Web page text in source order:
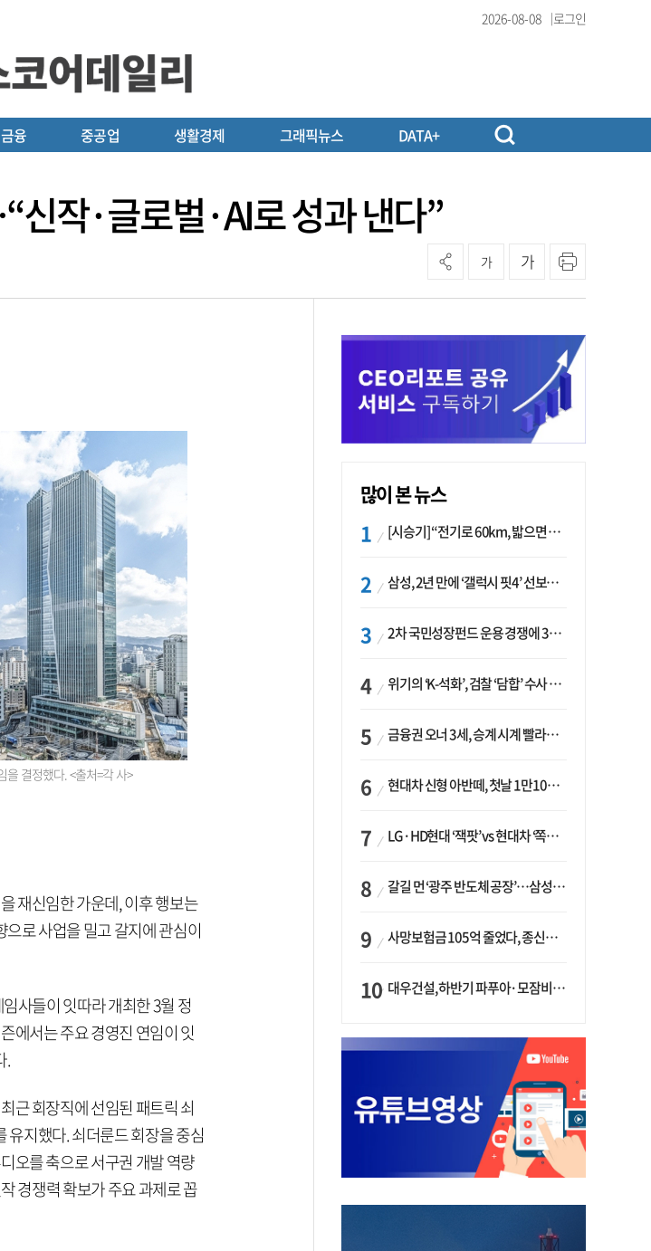
2026-08-08 로그인
금융 중공업 생활경제 그래픽뉴스 DATA+
작·글로벌·AI로 성과 낸다”
가 가
결정했다. <출처=각 사>
재신임한 가운데, 이후 행보는
으로 사업을 밀고 갈지에 관심이
사들이 잇따라 개최한 3월 정
에서는 주요 경영진 연임이 잇
.
근 회장직에 선임된 패트릭 쇠
유지했다. 쇠더룬드 회장을 중심
오를 축으로 서구권 개발 역량
경쟁력 확보가 주요 과제로 꼽
많이 본 뉴스
[시승기] “전기로 60km, 밟으면 462마력”…볼보 XC60 T8의 두 얼굴
삼성, 2년 만에 ‘갤럭시 핏4’ 선보이나…웨어러블 생태계 확장 ‘시동’
2차 국민성장펀드 운용 경쟁에 33개사 몰렸다…신한·하나 등 새 얼굴 대거 합류
위기의 ‘K-석화’, 검찰 ‘담합’ 수사 착수…“LG·한화·롯데 등 7개 업체, 8개 제품 가격 담합”
금융권 오너 3세, 승계 시계 빨라지나…한국투자 ‘속도’·미래에셋·메리츠는 ‘거리두기’
현대차 신형 아반떼, 첫날 1만1094대 계약…역대 최고치 경신
LG·HD현대 ‘잭팟’ vs 현대차 ‘쪽박’…글로벌 사모펀드, 韓 대기업 투자 ‘희비’
갈길 먼 ‘광주 반도체 공장’…삼성·SK, ‘주 52시간제’ 규제 해소 ‘공방’
사망보험금 105억 줄었다, 종신보험·유동화 동시에 ‘주춤’…신한라이프는 401억 급증
대우건설, 하반기 파푸아·모잠비크 LNG 플랜트 수주 가시권…수주목표 27조로 샹향